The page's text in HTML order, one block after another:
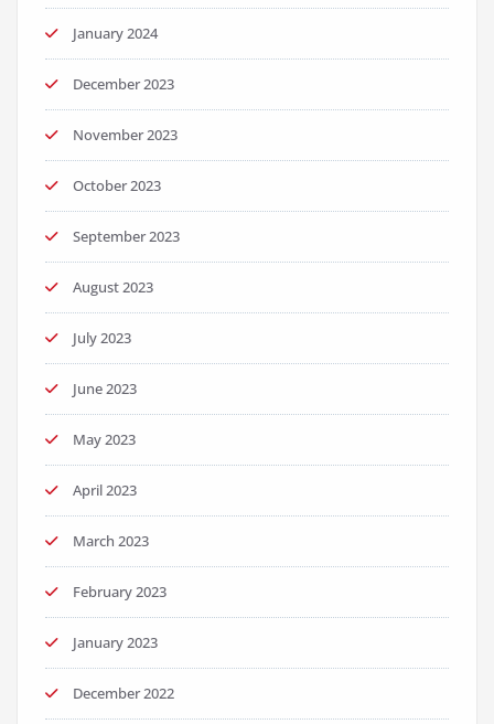
January 2024
December 2023
November 2023
October 2023
September 2023
August 2023
July 2023
June 2023
May 2023
April 2023
March 2023
February 2023
January 2023
December 2022